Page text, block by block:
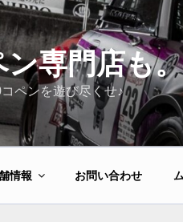
ン専門店も
ペンを遊び尽くせ♪
情報 お問い合わせ